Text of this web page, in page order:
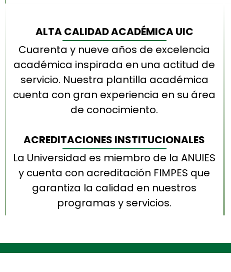
ALTA CALIDAD ACADÉMICA UIC
Cuarenta y nueve años de excelencia
académica inspirada en una actitud de
servicio. Nuestra plantilla académica
cuenta con gran experiencia en su área
de conocimiento.
ACREDITACIONES INSTITUCIONALES
La Universidad es miembro de la ANUIES
y cuenta con acreditación FIMPES que
garantiza la calidad en nuestros
programas y servicios.